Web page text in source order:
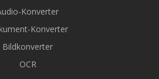
Konverter
Konverter
Bildkonverter
OCR